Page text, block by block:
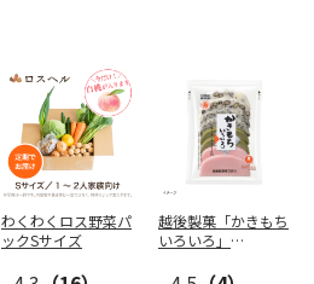
わくわくロス野菜パ
ックSサイズ
越後製菓「かきもち
いろいろ」